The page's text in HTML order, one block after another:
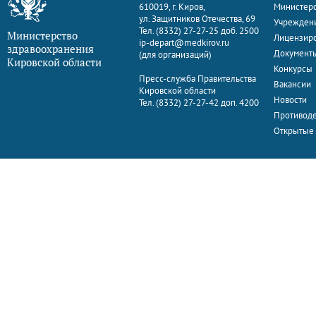
Министерство
здравоохранения
Кировской области
610019, г. Киров,
ул. Защитников Отечества, 69
Тел. (8332) 27-27-25 доб. 2500
ip-depart@medkirov.ru
(для организаций)
Пресс-служба Правительства
Кировской области
Тел. (8332) 27-27-42 доп. 4200
Конкурсы
Вакансии
Новости